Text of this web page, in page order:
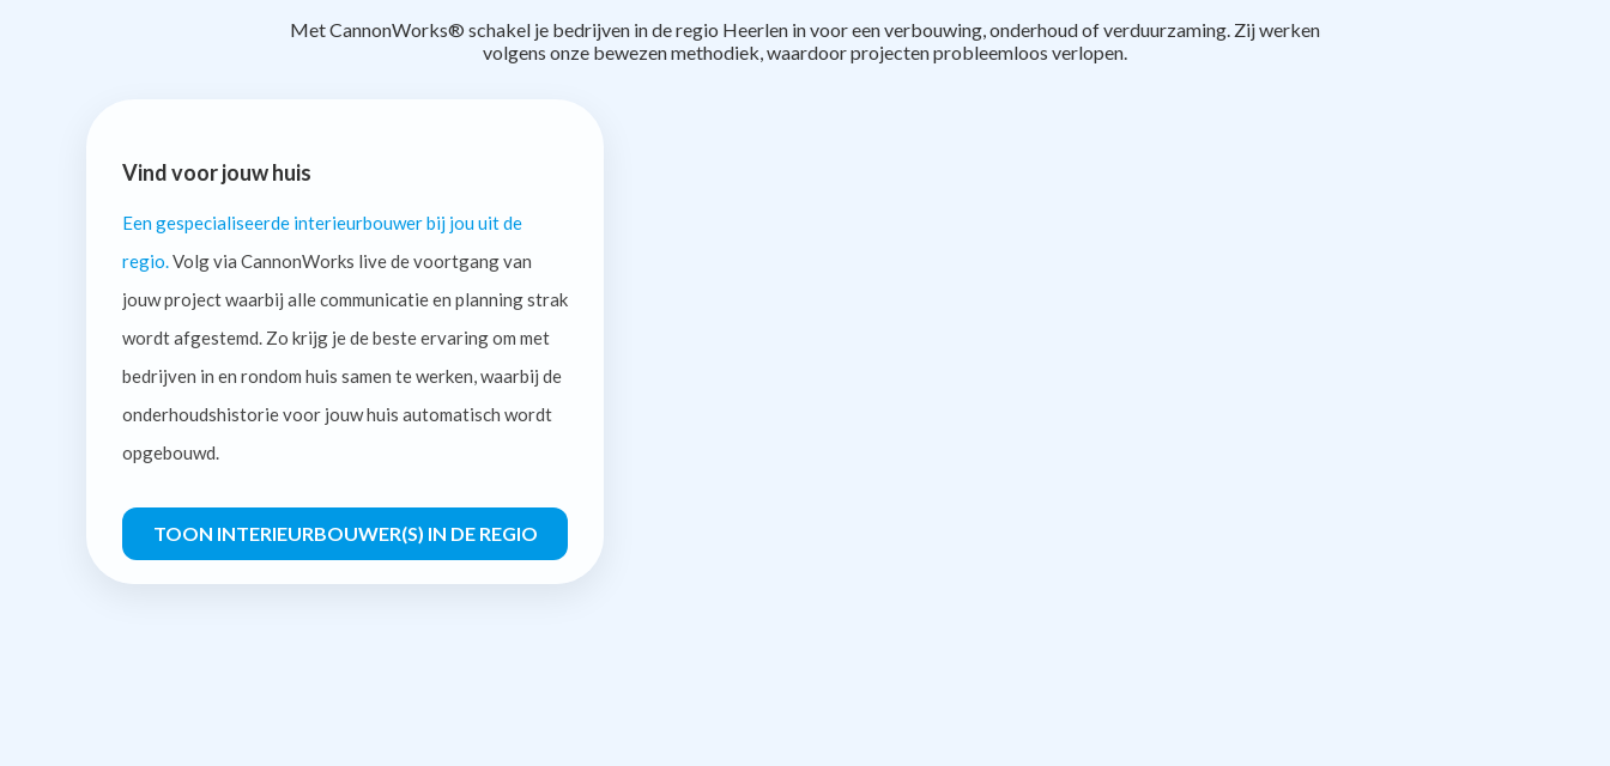
Met CannonWorks® schakel je bedrijven in de regio Heerlen in voor een verbouwing, onderhoud of verduurzaming. Zij werken
volgens onze bewezen methodiek, waardoor projecten probleemloos verlopen.
Vind voor jouw huis
Een gespecialiseerde interieurbouwer bij jou uit de
regio. Volg via CannonWorks live de voortgang van
jouw project waarbij alle communicatie en planning strak
wordt afgestemd. Zo krijg je de beste ervaring om met
bedrijven in en rondom huis samen te werken, waarbij de
onderhoudshistorie voor jouw huis automatisch wordt
opgebouwd.
TOON INTERIEURBOUWER(S) IN DE REGIO